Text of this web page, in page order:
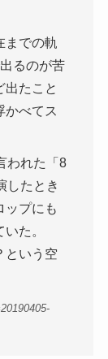
までの軌
るのが苦
出たこと
かべてス
われた「8
したとき
ップにも
た。
という空